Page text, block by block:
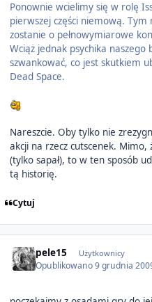
Ponownie wcielimy się w rolę
pierwszej części niemową.
zostanie o pełnowymiarowe
Wciąż jednak psychika
szwankować, co jest skutkiem
Dead Space.
Nareszcie. Oby tylko nie
akcji na rzecz cutscenek.
(tylko sapał), to w ten sposób
tą historię.
Cytuj
pele15 Użytkownicy
Opublikowano9 grudnia